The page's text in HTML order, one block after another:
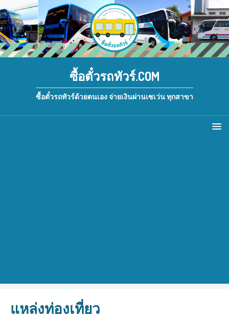
ซื้อตั๋วรถทัวร์.COM
ซื้อตั๋วรถทัวร์ด้วยตนเอง จ่ายเงินผ่านเซเว่น ทุกสาขา
แหล่งท่องเที่ยว